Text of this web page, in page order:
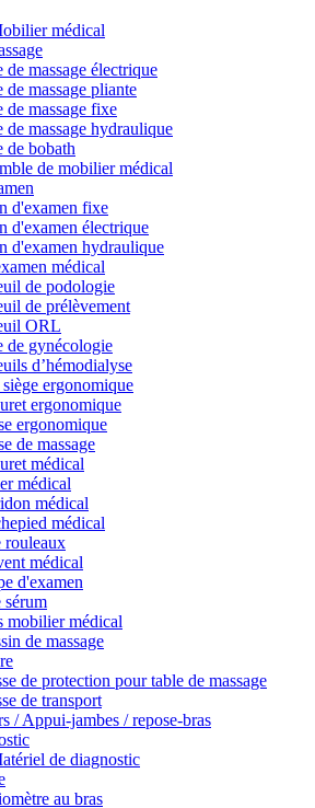
médical
de massage électrique
de massage pliante
de massage fixe
de massage hydraulique
de bobath
de mobilier médical
d'examen fixe
d'examen électrique
d'examen hydraulique
médical
de podologie
de prélèvement
ORL
de gynécologie
d’hémodialyse
ergonomique
ergonomique
ergonomique
de massage
médical
médical
médical
médical
rouleaux
médical
d'examen
sérum
mobilier médical
de massage
de protection pour table de massage
de transport
/ Appui-jambes / repose-bras
de diagnostic
au bras